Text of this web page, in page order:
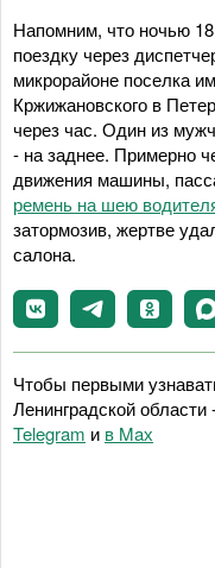
Напомним, что ночью
поездку через
микрорайоне поселка
Кржижановского в
через час. Один из
- на заднее. Примерно
движения машины,
ремень на шею
затормозив, жертве
салона.
Чтобы первыми
Ленинградской
Telegram и в Maх